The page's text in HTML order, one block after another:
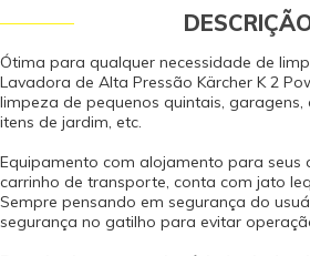
Ótima para qualquer necessidade de
Lavadora de Alta Pressão Kärcher K 2
limpeza de pequenos quintais, garagens,
itens de jardim, etc.
Equipamento com alojamento para seus
carrinho de transporte, conta com jato
Sempre pensando em segurança do
segurança no gatilho para evitar